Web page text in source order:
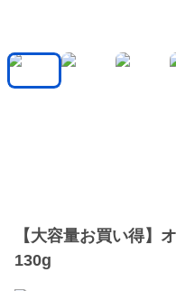
【大容量お買い得】
130g